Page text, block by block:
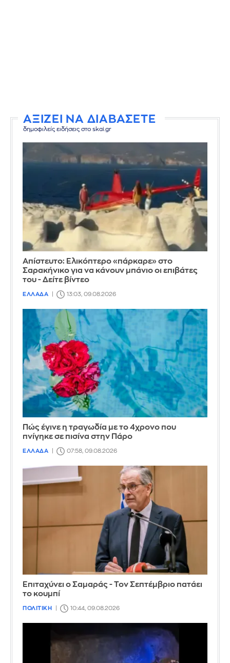
ΑΞΙΖΕΙ ΝΑ ΔΙΑΒΑΣΕΤΕ
δημοφιλείς ειδήσεις στο skai.gr
Απίστευτο: Ελικόπτερο «πάρκαρε» στο
Σαρακήνικο για να κάνουν μπάνιο οι επιβάτες
του - Δείτε βίντεο
ΕΛΛΑΔΑ 13:03, 09.08.2026
Πώς έγινε η τραγωδία με το 4χρονο που
πνίγηκε σε πισίνα στην Πάρο
ΕΛΛΑΔΑ 07:58, 09.08.2026
Επιταχύνει ο Σαμαράς - Τον Σεπτέμβριο πατάει
το κουμπί
ΠΟΛΙΤΙΚΗ 10:44, 09.08.2026